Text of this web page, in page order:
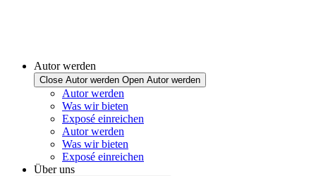
Autor werden
Close Autor werden Open Autor werden
Autor werden
Was wir bieten
Exposé einreichen
Autor werden
Was wir bieten
Exposé einreichen
Über uns